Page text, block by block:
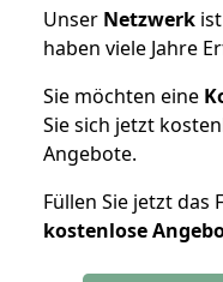
Unser Netzwerk
haben viele Jahre
Sie möchten eine
Sie sich jetzt
Angebote.
Füllen Sie jetzt das
kostenlose